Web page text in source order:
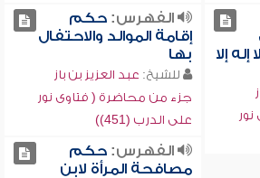
إلا
الفهرس:حكم
إقامة الموالد والاحتفال
بها
للشيخ: عبد العزيز بن باز
جزء من محاضرة ( فتاوى نور
على الدرب (451))
الفهرس:حكم
مصافحة المرأة لابن